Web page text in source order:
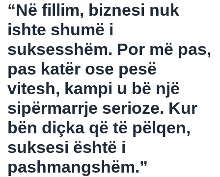
“Në fillim, biznesi nuk
ishte shumë i
suksesshëm. Por më pas,
pas katër ose pesë
vitesh, kampi u bë një
sipërmarrje serioze. Kur
bën diçka që të pëlqen,
suksesi është i
pashmangshëm.”